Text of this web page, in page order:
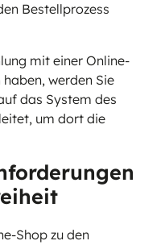
Bestellprozess
mit einer Online-
werden Sie
das System des
um dort die
Shop zu den